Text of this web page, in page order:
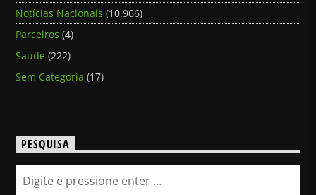
Notícias Nacionais (10.966)
Parceiros (4)
Saúde (222)
Sem Categoria (17)
PESQUISA